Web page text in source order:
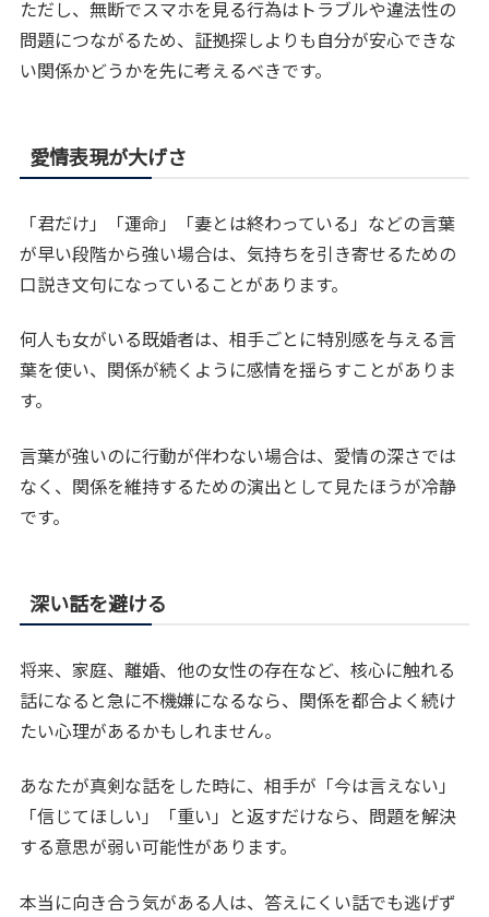
ただし、無断でスマホを見る行為はトラブルや違法性の
問題につながるため、証拠探しよりも自分が安心できな
い関係かどうかを先に考えるべきです。
愛情表現が大げさ
「君だけ」「運命」「妻とは終わっている」などの言葉
が早い段階から強い場合は、気持ちを引き寄せるための
口説き文句になっていることがあります。
何人も女がいる既婚者は、相手ごとに特別感を与える言
葉を使い、関係が続くように感情を揺らすことがありま
す。
言葉が強いのに行動が伴わない場合は、愛情の深さでは
なく、関係を維持するための演出として見たほうが冷静
です。
深い話を避ける
将来、家庭、離婚、他の女性の存在など、核心に触れる
話になると急に不機嫌になるなら、関係を都合よく続け
たい心理があるかもしれません。
あなたが真剣な話をした時に、相手が「今は言えない」
「信じてほしい」「重い」と返すだけなら、問題を解決
する意思が弱い可能性があります。
本当に向き合う気がある人は、答えにくい話でも逃げず